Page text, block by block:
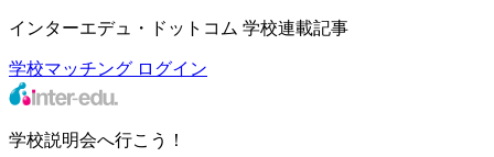
インターエデュ・ドットコム 学校連載記事
学校マッチング ログイン
学校説明会へ行こう！